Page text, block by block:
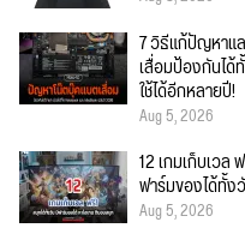
7 วิธีแก้ปัญหาแ
เสื่อมป้องกันได้
ใช้ได้อีกหลายปี!
Aug 5, 2026
12 เกมเก็บเวล
ฟาร์มของได้ทั้
Aug 5, 2026